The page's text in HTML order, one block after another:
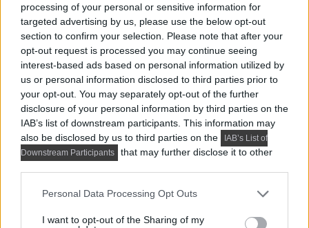
processing of your personal or sensitive information for
targeted advertising by us, please use the below opt-out
section to confirm your selection. Please note that after your
opt-out request is processed you may continue seeing
interest-based ads based on personal information utilized by
us or personal information disclosed to third parties prior to
your opt-out. You may separately opt-out of the further
disclosure of your personal information by third parties on the
IAB’s list of downstream participants. This information may
also be disclosed by us to third parties on the
IAB’s List of
Downstream Participants
that may further disclose it to other
Please note that this website/app uses one or more Google
not limited to your visit or usage behaviour. You may click to
Personal Data Processing Opt Outs
I want to opt-out of the Sharing of my